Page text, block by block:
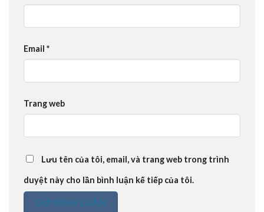
Email *
Trang web
Lưu tên của tôi, email, và trang web trong trình
duyệt này cho lần bình luận kế tiếp của tôi.